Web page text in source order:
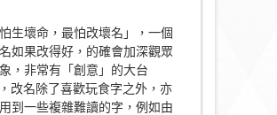
怕生壞命，最怕改壞名」，一個
如果改得好，的確會加深觀眾
，非常有「創意」的大台
改名除了喜歡玩食字之外，亦
到一些複雜難讀的字，例如由